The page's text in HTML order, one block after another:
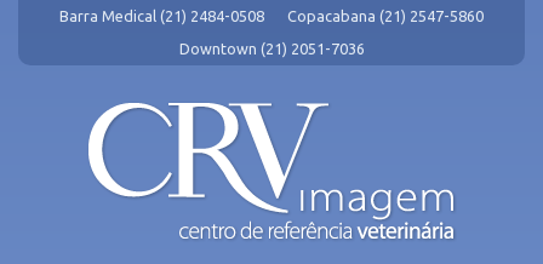
Barra Medical (21) 2484-0508
Copacabana (21) 2547-5860
Downtown (21) 2051-7036